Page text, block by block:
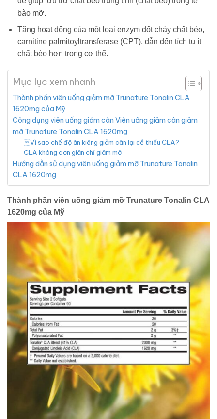
bào mỡ.
Tăng hoạt động của một loại enzym đốt cháy chất béo,
carnitine palmitoyltransferase (CPT), dẫn đến tích tụ ít
chất béo hơn trong cơ thể.
Mục lục xem nhanh
Thành phần viên uống giảm mỡ Trunature Tonalin CLA
1620mg của Mỹ
Công dụng viên uống giảm cân Viên uống giảm cân giảm
mỡ Trunature Tonalin CLA 1620mg
Vì sao chế độ ăn kiêng giảm cân lại dễ thiếu CLA?
CLA không đơn giản chỉ giảm mỡ
Hướng dẫn sử dụng viên uống giảm mỡ Trunature Tonalin
CLA 1620mg
Thành phần viên uống giảm mỡ Trunature Tonalin CLA
1620mg của Mỹ